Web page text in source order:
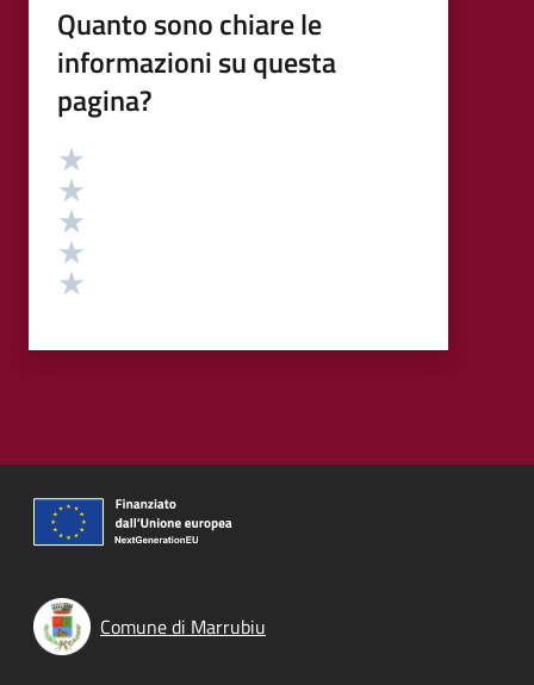
Quanto sono chiare le
informazioni su questa
pagina?
Valutazione
Comune di Marrubiu